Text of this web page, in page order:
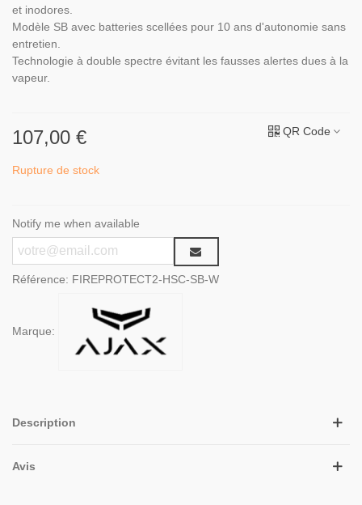
et inodores.
Modèle SB avec batteries scellées pour 10 ans d'autonomie sans
entretien.
Technologie à double spectre évitant les fausses alertes dues à la
vapeur.
107,00 € QR Code
Rupture de stock
Notify me when available
Référence: FIREPROTECT2-HSC-SB-W
Marque:
Description
Avis